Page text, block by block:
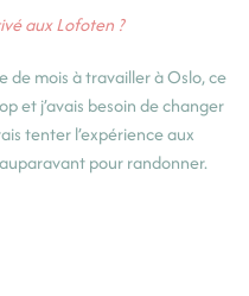
aux Lofoten ?
de mois à travailler à Oslo, ce
et j’avais besoin de changer
tenter l’expérience aux
pour randonner.